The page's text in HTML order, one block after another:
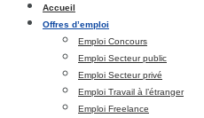
Accueil
Offres d’emploi
Emploi Concours
Emploi Secteur public
Emploi Secteur privé
Emploi Travail à l’étranger
Emploi Freelance